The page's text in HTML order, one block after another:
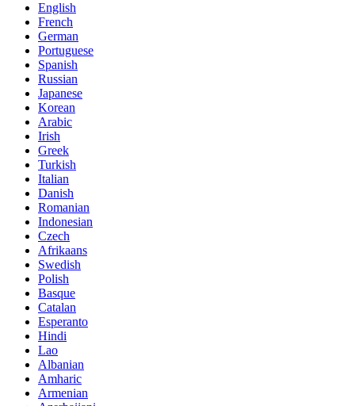
English
French
German
Portuguese
Spanish
Russian
Japanese
Korean
Arabic
Irish
Greek
Turkish
Italian
Danish
Romanian
Indonesian
Czech
Afrikaans
Swedish
Polish
Basque
Catalan
Esperanto
Hindi
Lao
Albanian
Amharic
Armenian